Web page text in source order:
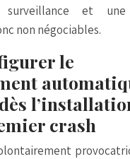
et une
non négociables.
le
crash